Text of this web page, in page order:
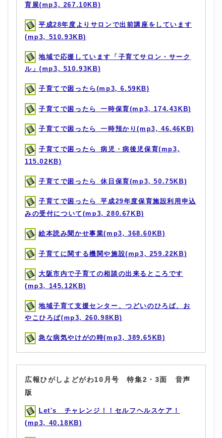
育展(mp3, 267.10KB)
平成28年度よりサロンで出前講座をしています
(mp3, 510.93KB)
地域で応援しています「子育てサロン・サーク
ル」(mp3, 510.93KB)
子育てで困ったら(mp3, 6.59KB)
子育てで困ったら_一時保育(mp3, 174.43KB)
子育てで困ったら_一時預かり(mp3, 46.46KB)
子育てで困ったら_病児・病後児保育(mp3,
115.02KB)
子育てで困ったら_休日保育(mp3, 50.75KB)
子育てで困ったら_平成29年度保育施設利用申込
みの受付について(mp3, 280.67KB)
絵本読み聞かせ事業(mp3, 368.60KB)
子育てに関する機関や施設(mp3, 259.22KB)
大阪市内で子育ての相談の出来るところです
(mp3, 145.12KB)
地域子育て支援センター、つどいのひろば、お
やこひろば(mp3, 260.98KB)
急な病気やけがの時(mp3, 389.65KB)
広報ひがしよどがわ10月号 特集2・3面 音声
版
Let's チャレンジ！！セルフヘルスケア！
(mp3, 40.18KB)